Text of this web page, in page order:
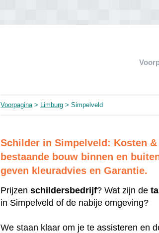
Voorpagina> Limburg > Simpelveld
Schilder in Simpelveld: Kosten
bestaande bouw binnen en
geven kleuradvies en Garantie.
Prijzenschildersbedrijf? Wat zijn de
in Simpelveld of de nabije omgeving?
We staan klaar om je te assisteren en